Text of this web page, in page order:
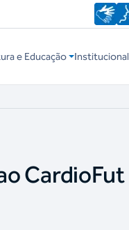
e Educação Institucional
CardioFut